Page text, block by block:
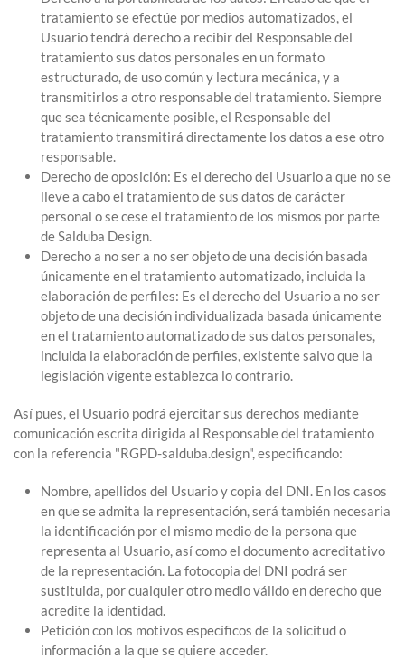
tratamiento se efectúe por medios automatizados, el
Usuario tendrá derecho a recibir del Responsable del
tratamiento sus datos personales en un formato
estructurado, de uso común y lectura mecánica, y a
transmitirlos a otro responsable del tratamiento. Siempre
que sea técnicamente posible, el Responsable del
tratamiento transmitirá directamente los datos a ese otro
responsable.
Derecho de oposición: Es el derecho del Usuario a que no se
lleve a cabo el tratamiento de sus datos de carácter
personal o se cese el tratamiento de los mismos por parte
de Salduba Design.
Derecho a no ser a no ser objeto de una decisión basada
únicamente en el tratamiento automatizado, incluida la
elaboración de perfiles: Es el derecho del Usuario a no ser
objeto de una decisión individualizada basada únicamente
en el tratamiento automatizado de sus datos personales,
incluida la elaboración de perfiles, existente salvo que la
legislación vigente establezca lo contrario.
Así pues, el Usuario podrá ejercitar sus derechos mediante
comunicación escrita dirigida al Responsable del tratamiento
con la referencia "RGPD-salduba.design", especificando:
Nombre, apellidos del Usuario y copia del DNI. En los casos
en que se admita la representación, será también necesaria
la identificación por el mismo medio de la persona que
representa al Usuario, así como el documento acreditativo
de la representación. La fotocopia del DNI podrá ser
sustituida, por cualquier otro medio válido en derecho que
acredite la identidad.
Petición con los motivos específicos de la solicitud o
información a la que se quiere acceder.